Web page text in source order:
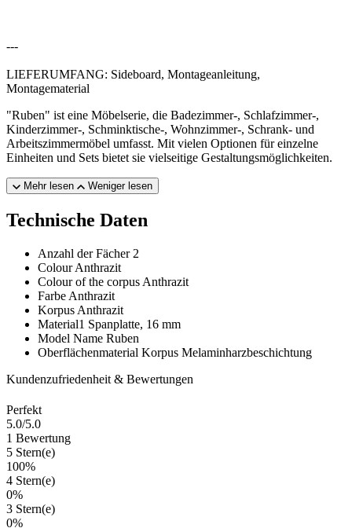
---
LIEFERUMFANG: Sideboard, Montageanleitung,
Montagematerial
"Ruben" ist eine Möbelserie, die Badezimmer-, Schlafzimmer-,
Kinderzimmer-, Schminktische-, Wohnzimmer-, Schrank- und
Arbeitszimmermöbel umfasst. Mit vielen Optionen für einzelne
Einheiten und Sets bietet sie vielseitige Gestaltungsmöglichkeiten.
Mehr lesen Weniger lesen
Technische Daten
Anzahl der Fächer 2
Colour Anthrazit
Colour of the corpus Anthrazit
Farbe Anthrazit
Korpus Anthrazit
Material1 Spanplatte, 16 mm
Model Name Ruben
Oberflächenmaterial Korpus Melaminharzbeschichtung
Kundenzufriedenheit & Bewertungen
Perfekt
5.0/5.0
1 Bewertung
5 Stern(e)
100%
4 Stern(e)
0%
3 Stern(e)
0%